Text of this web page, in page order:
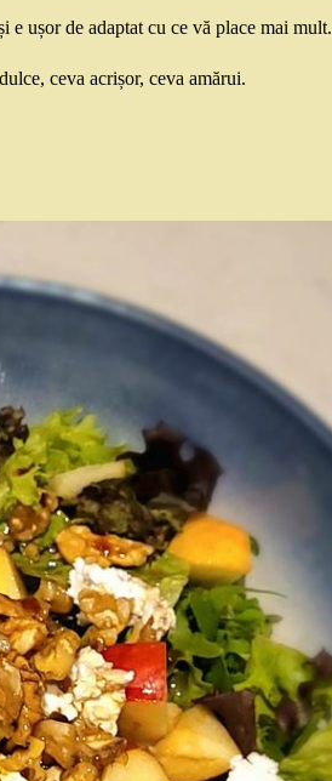
ușor de adaptat cu ce vă place mai mult.
ceva acrișor, ceva amărui.